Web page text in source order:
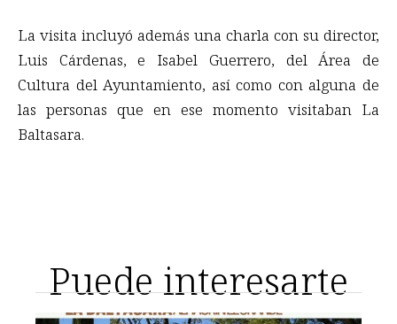
La visita incluyó además una charla con su director,
Luis Cárdenas, e Isabel Guerrero, del Área de
Cultura del Ayuntamiento, así como con alguna de
las personas que en ese momento visitaban La
Baltasara.
Puede interesarte